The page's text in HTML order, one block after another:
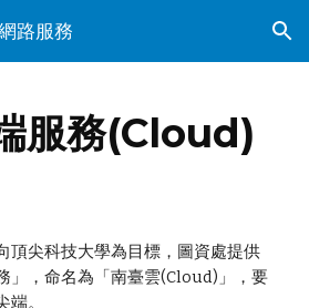
Skip to navigation
路服務
服務(Cloud)
頂尖科技大學為目標，圖資處提供
」，命名為「南臺雲(Cloud)」，要
。